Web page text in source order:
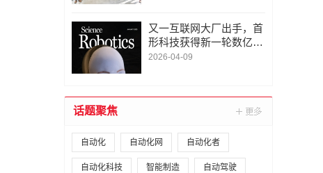
又一互联网大厂出手，首
形科技获得新一轮数亿元
A1轮融资｜人脸机器人首
2026-04-09
话题聚焦
自动化 自动化网 自动化者
自动化科技 智能制造 自动驾驶